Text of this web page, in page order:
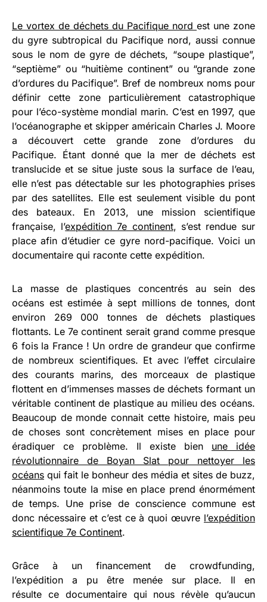
Le vortex de déchets du Pacifique nord est une zone
du gyre subtropical du Pacifique nord, aussi connue
sous le nom de gyre de déchets, “soupe plastique”,
“septième” ou “huitième continent” ou “grande zone
d’ordures du Pacifique”. Bref de nombreux noms pour
définir cette zone particulièrement catastrophique
pour l’éco-système mondial marin. C’est en 1997, que
l’océanographe et skipper américain Charles J. Moore
a découvert cette grande zone d’ordures du
Pacifique. Étant donné que la mer de déchets est
translucide et se situe juste sous la surface de l’eau,
elle n’est pas détectable sur les photographies prises
par des satellites. Elle est seulement visible du pont
des bateaux. En 2013, une mission scientifique
française, l’expédition 7e continent, s’est rendue sur
place afin d’étudier ce gyre nord-pacifique. Voici un
documentaire qui raconte cette expédition.
La masse de plastiques concentrés au sein des
océans est estimée à sept millions de tonnes, dont
environ 269 000 tonnes de déchets plastiques
flottants. Le 7e continent serait grand comme presque
6 fois la France ! Un ordre de grandeur que confirme
de nombreux scientifiques. Et avec l’effet circulaire
des courants marins, des morceaux de plastique
flottent en d’immenses masses de déchets formant un
véritable continent de plastique au milieu des océans.
Beaucoup de monde connait cette histoire, mais peu
de choses sont concrètement mises en place pour
éradiquer ce problème. Il existe bien une idée
révolutionnaire de Boyan Slat pour nettoyer les
océans qui fait le bonheur des média et sites de buzz,
néanmoins toute la mise en place prend énormément
de temps. Une prise de conscience commune est
donc nécessaire et c’est ce à quoi œuvre l’expédition
scientifique 7e Continent.
Grâce à un financement de crowdfunding,
l’expédition a pu être menée sur place. Il en
résulte ce documentaire qui nous révèle qu’aucun